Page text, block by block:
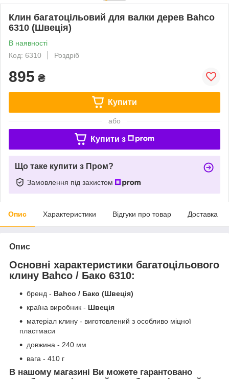
Клин багатоцільовий для валки дерев Bahco
6310 (Швеція)
В наявності
Код: 6310
Роздріб
895 ₴
Купити
або
Купити з
Що таке купити з Пром?
Замовлення під захистом
Опис Характеристики Відгуки про товар Доставка
Опис
Основні характеристики багатоцільового
клину Bahco / Бако 6310:
бренд - Bahco / Бако (Швеція)
країна виробник - Швеція
матеріал клину - виготовлений з особливо міцної
пластмаси
довжина - 240 мм
вага - 410 г
В нашому магазині Ви можете гарантовано